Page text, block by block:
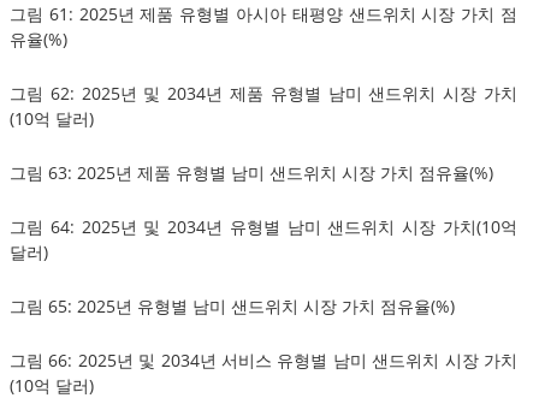
그림 61: 2025년 제품 유형별 아시아 태평양 샌드위치 시장 가치 점
유율(%)
그림 62: 2025년 및 2034년 제품 유형별 남미 샌드위치 시장 가치
(10억 달러)
그림 63: 2025년 제품 유형별 남미 샌드위치 시장 가치 점유율(%)
그림 64: 2025년 및 2034년 유형별 남미 샌드위치 시장 가치(10억
달러)
그림 65: 2025년 유형별 남미 샌드위치 시장 가치 점유율(%)
그림 66: 2025년 및 2034년 서비스 유형별 남미 샌드위치 시장 가치
(10억 달러)